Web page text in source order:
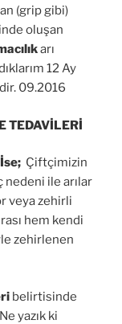
(grip gibi)
oluşan
arı
12 Ay
09.2016
TEDAVİLERİ
Çiftçimizin
ile arılar
veya zehirli
hem kendi
zehirlenen
belirtisinde
yazık ki